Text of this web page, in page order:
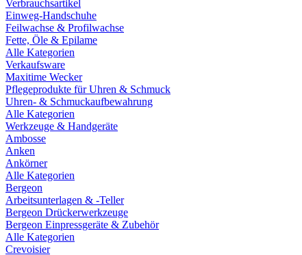
Verbrauchsartikel
Einweg-Handschuhe
Feilwachse & Profilwachse
Fette, Öle & Epilame
Alle Kategorien
Verkaufsware
Maxitime Wecker
Pflegeprodukte für Uhren & Schmuck
Uhren- & Schmuckaufbewahrung
Alle Kategorien
Werkzeuge & Handgeräte
Ambosse
Anken
Ankörner
Alle Kategorien
Bergeon
Arbeitsunterlagen & -Teller
Bergeon Drückerwerkzeuge
Bergeon Einpressgeräte & Zubehör
Alle Kategorien
Crevoisier